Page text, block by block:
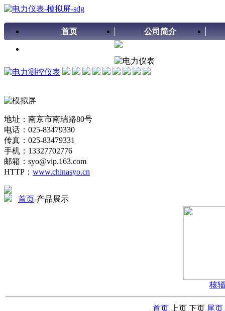
首页 公司简介
地址：南京市南瑞路80号
电话：025-83479330
传真：025-83479331
手机：13327702776
邮箱：syo@vip.163.com
HTTP： www.chinasyo.cn
首页-产品展示
核
首页 上页 下页 尾页